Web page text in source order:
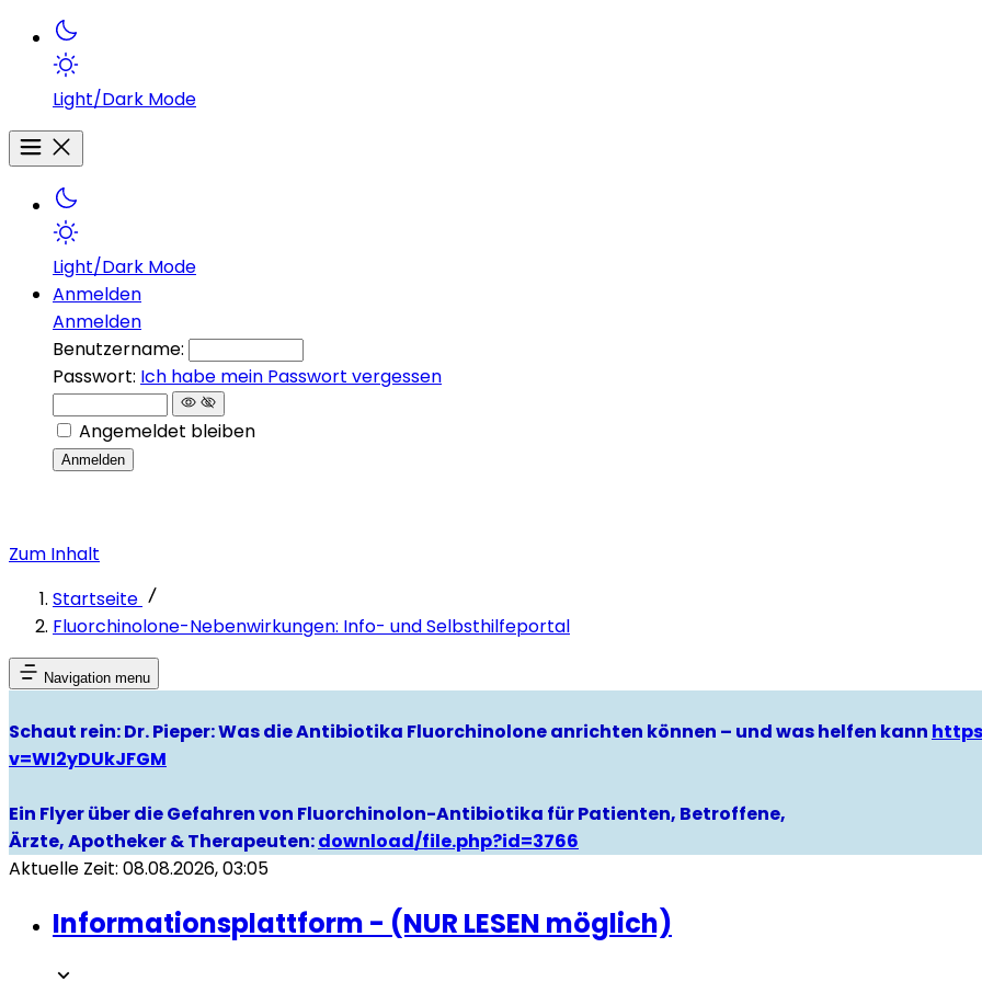
Light/Dark Mode
Light/Dark Mode
Anmelden
Anmelden
Benutzername:
Passwort: Ich habe mein Passwort vergessen
Angemeldet bleiben
Anmelden
Zum Inhalt
Startseite
Fluorchinolone-Nebenwirkungen: Info- und Selbsthilfeportal
Navigation menu
Schaut rein: Dr. Pieper: Was die Antibiotika Fluorchinolone anrichten können – und was helfen kann
v=WI2yDUkJFGM
Ein Flyer über die Gefahren von Fluorchinolon-Antibiotika für Patienten, Betroffene,
Ärzte, Apotheker & Therapeuten:download/file.php?id=3766
Aktuelle Zeit: 08.08.2026, 03:05
Informationsplattform - (NUR LESEN möglich)